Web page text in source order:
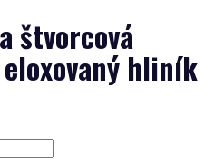
štvorcová
hliník